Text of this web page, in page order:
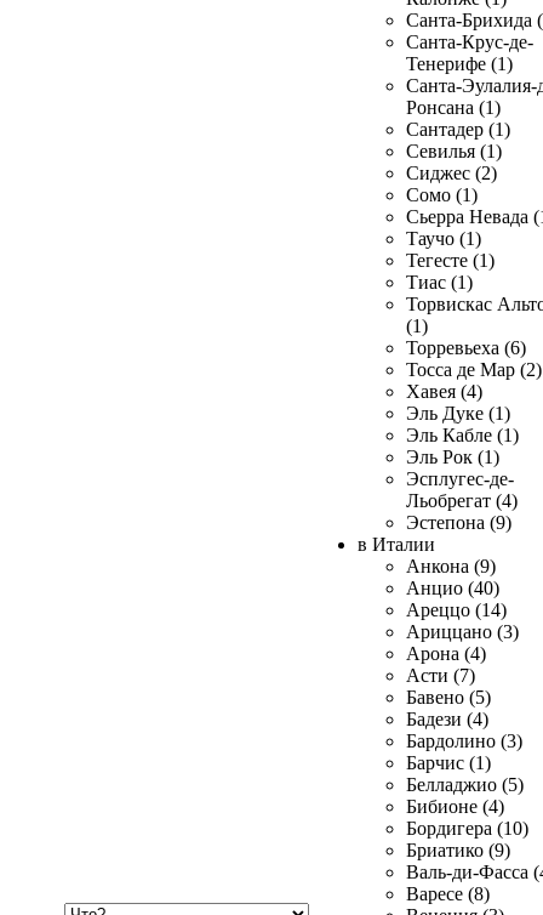
Санта-Брихида
Санта-Крус-де-
Тенерифе (1)
Санта-Эулалия-
Ронсана (1)
Сантадер (1)
Севилья (1)
Сиджес (2)
Сомо (1)
Сьерра Невада
Таучо (1)
Тегесте (1)
Тиас (1)
Торвискас
(1)
Торревьеха (6)
Тосса де Мар (2)
Хавея (4)
Эль Дуке (1)
Эль Кабле (1)
Эль Рок (1)
Эсплугес-де-
Льобрегат (4)
Эстепона (9)
в Италии
Анкона (9)
Анцио (40)
Ареццо (14)
Ариццано (3)
Арона (4)
Асти (7)
Бавено (5)
Бадези (4)
Бардолино (3)
Барчис (1)
Белладжио (5)
Бибионе (4)
Бордигера (10)
Бриатико (9)
Валь-ди-Фасса
Варесе (8)